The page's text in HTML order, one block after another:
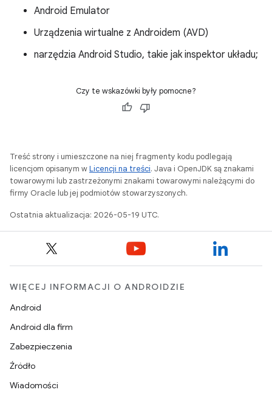
Android Emulator
Urządzenia wirtualne z Androidem (AVD)
narzędzia Android Studio, takie jak inspektor układu;
Czy te wskazówki były pomocne?
Treść strony i umieszczone na niej fragmenty kodu podlegają
licencjom opisanym wLicencji na treści. Java i OpenJDK są znakami
towarowymi lub zastrzeżonymi znakami towarowymi należącymi do
firmy Oracle lub jej podmiotów stowarzyszonych.
Ostatnia aktualizacja: 2026-05-19 UTC.
WIĘCEJ INFORMACJI O ANDROIDZIE
Android
Android dla firm
Zabezpieczenia
Źródło
Wiadomości